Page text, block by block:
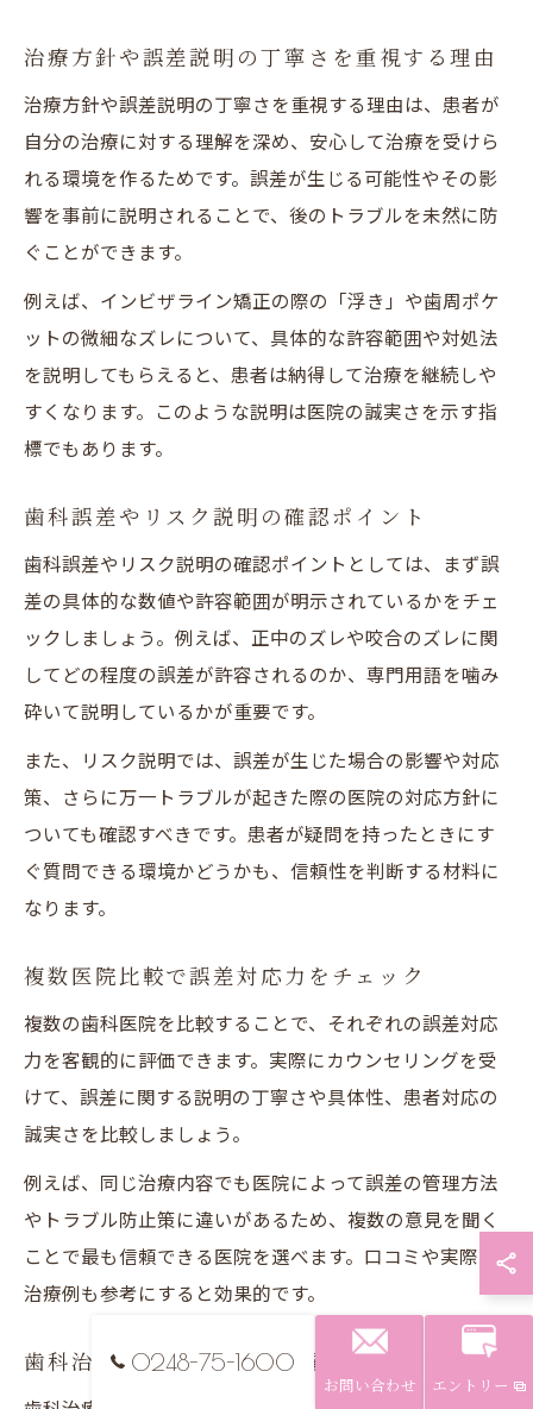
治療方針や誤差説明の丁寧さを重視する理由
治療方針や誤差説明の丁寧さを重視する理由は、患者が
自分の治療に対する理解を深め、安心して治療を受けら
れる環境を作るためです。誤差が生じる可能性やその影
響を事前に説明されることで、後のトラブルを未然に防
ぐことができます。
例えば、インビザライン矯正の際の「浮き」や歯周ポケ
ットの微細なズレについて、具体的な許容範囲や対処法
を説明してもらえると、患者は納得して治療を継続しや
すくなります。このような説明は医院の誠実さを示す指
標でもあります。
歯科誤差やリスク説明の確認ポイント
歯科誤差やリスク説明の確認ポイントとしては、まず誤
差の具体的な数値や許容範囲が明示されているかをチェ
ックしましょう。例えば、正中のズレや咬合のズレに関
してどの程度の誤差が許容されるのか、専門用語を噛み
砕いて説明しているかが重要です。
また、リスク説明では、誤差が生じた場合の影響や対応
策、さらに万一トラブルが起きた際の医院の対応方針に
ついても確認すべきです。患者が疑問を持ったときにす
ぐ質問できる環境かどうかも、信頼性を判断する材料に
なります。
複数医院比較で誤差対応力をチェック
複数の歯科医院を比較することで、それぞれの誤差対応
力を客観的に評価できます。実際にカウンセリングを受
けて、誤差に関する説明の丁寧さや具体性、患者対応の
誠実さを比較しましょう。
例えば、同じ治療内容でも医院によって誤差の管理方法
やトラブル防止策に違いがあるため、複数の意見を聞く
ことで最も信頼できる医院を選べます。口コミや実際の
治療例も参考にすると効果的です。
歯科治療の信頼性を高める質問の仕方
0248-75-1600
お問い合わせ エントリー